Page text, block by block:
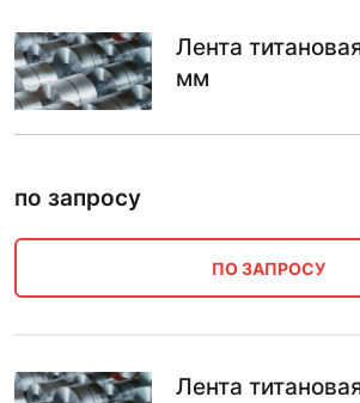
Лента
мм
по запросу
ПО ЗАПРОСУ
Лента